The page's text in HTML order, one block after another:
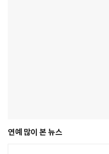
연예 많이 본 뉴스